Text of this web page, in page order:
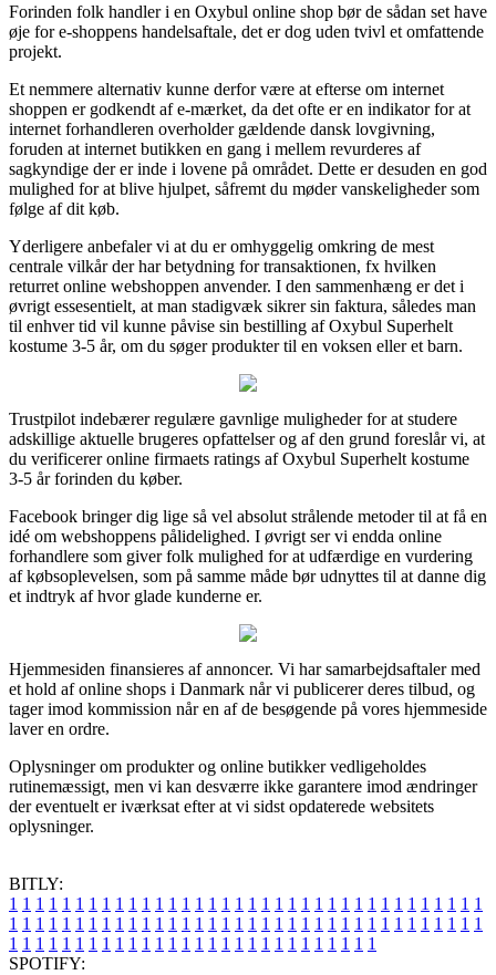
Forinden folk handler i en Oxybul online shop bør de sådan set have
øje for e-shoppens handelsaftale, det er dog uden tvivl et omfattende
projekt.
Et nemmere alternativ kunne derfor være at efterse om internet
shoppen er godkendt af e-mærket, da det ofte er en indikator for at
internet forhandleren overholder gældende dansk lovgivning,
foruden at internet butikken en gang i mellem revurderes af
sagkyndige der er inde i lovene på området. Dette er desuden en god
mulighed for at blive hjulpet, såfremt du møder vanskeligheder som
følge af dit køb.
Yderligere anbefaler vi at du er omhyggelig omkring de mest
centrale vilkår der har betydning for transaktionen, fx hvilken
returret online webshoppen anvender. I den sammenhæng er det i
øvrigt essesentielt, at man stadigvæk sikrer sin faktura, således man
til enhver tid vil kunne påvise sin bestilling af Oxybul Superhelt
kostume 3-5 år, om du søger produkter til en voksen eller et barn.
Trustpilot indebærer regulære gavnlige muligheder for at studere
adskillige aktuelle brugeres opfattelser og af den grund foreslår vi, at
du verificerer online firmaets ratings af Oxybul Superhelt kostume
3-5 år forinden du køber.
Facebook bringer dig lige så vel absolut strålende metoder til at få en
idé om webshoppens pålidelighed. I øvrigt ser vi endda online
forhandlere som giver folk mulighed for at udfærdige en vurdering
af købsoplevelsen, som på samme måde bør udnyttes til at danne dig
et indtryk af hvor glade kunderne er.
Hjemmesiden finansieres af annoncer. Vi har samarbejdsaftaler med
et hold af online shops i Danmark når vi publicerer deres tilbud, og
tager imod kommission når en af de besøgende på vores hjemmeside
laver en ordre.
Oplysninger om produkter og online butikker vedligeholdes
rutinemæssigt, men vi kan desværre ikke garantere imod ændringer
der eventuelt er iværksat efter at vi sidst opdaterede websitets
oplysninger.
BITLY:
1 1 1 1 1 1 1 1 1 1 1 1 1 1 1 1 1 1 1 1 1 1 1 1 1 1 1 1 1 1 1 1 1 1 1 1
1 1 1 1 1 1 1 1 1 1 1 1 1 1 1 1 1 1 1 1 1 1 1 1 1 1 1 1 1 1 1 1 1 1 1 1
1 1 1 1 1 1 1 1 1 1 1 1 1 1 1 1 1 1 1 1 1 1 1 1 1 1 1 1
SPOTIFY: